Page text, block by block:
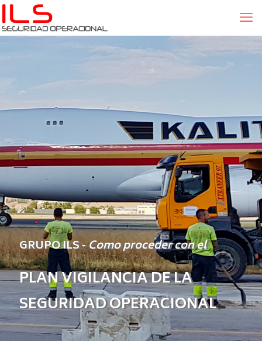
GRUPO ILS-Como proceder con el
PLAN VIGILANCIA DE LA
SEGURIDAD OPERACIONAL